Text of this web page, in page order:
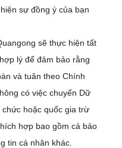
sự đồng ý của bạn
sẽ thực hiện tất
lý để đảm bảo rằng
và tuân theo Chính
có việc chuyển Dữ
hoặc quốc gia trừ
hợp bao gồm cả bảo
tin cá nhân khác.